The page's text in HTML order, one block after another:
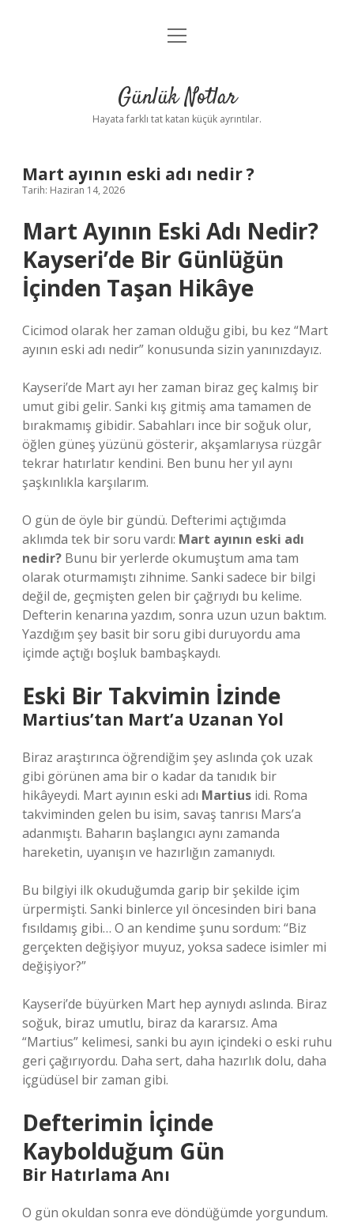
Anasayfa
Yasal Uyarı
menüyü
Günlük Notlar
Hayata farklı tat katan küçük ayrıntılar.
Mart ayının eski adı nedir ?
Tarih: Haziran 14, 2026
Mart Ayının Eski Adı Nedir?
Kayseri’de Bir Günlüğün
İçinden Taşan Hikâye
Cicimod olarak her zaman olduğu gibi, bu kez “Mart
ayının eski adı nedir” konusunda sizin yanınızdayız.
Kayseri’de Mart ayı her zaman biraz geç kalmış bir
umut gibi gelir. Sanki kış gitmiş ama tamamen de
bırakmamış gibidir. Sabahları ince bir soğuk olur,
öğlen güneş yüzünü gösterir, akşamlarıysa rüzgâr
tekrar hatırlatır kendini. Ben bunu her yıl aynı
şaşkınlıkla karşılarım.
O gün de öyle bir gündü. Defterimi açtığımda
aklımda tek bir soru vardı: Mart ayının eski adı
nedir? Bunu bir yerlerde okumuştum ama tam
olarak oturmamıştı zihnime. Sanki sadece bir bilgi
değil de, geçmişten gelen bir çağrıydı bu kelime.
Defterin kenarına yazdım, sonra uzun uzun baktım.
Yazdığım şey basit bir soru gibi duruyordu ama
içimde açtığı boşluk bambaşkaydı.
Eski Bir Takvimin İzinde
Martius’tan Mart’a Uzanan Yol
Biraz araştırınca öğrendiğim şey aslında çok uzak
gibi görünen ama bir o kadar da tanıdık bir
hikâyeydi. Mart ayının eski adı Martius idi. Roma
takviminden gelen bu isim, savaş tanrısı Mars’a
adanmıştı. Baharın başlangıcı aynı zamanda
hareketin, uyanışın ve hazırlığın zamanıydı.
Bu bilgiyi ilk okuduğumda garip bir şekilde içim
ürpermişti. Sanki binlerce yıl öncesinden biri bana
fısıldamış gibi… O an kendime şunu sordum: “Biz
gerçekten değişiyor muyuz, yoksa sadece isimler mi
değişiyor?”
Kayseri’de büyürken Mart hep aynıydı aslında. Biraz
soğuk, biraz umutlu, biraz da kararsız. Ama
“Martius” kelimesi, sanki bu ayın içindeki o eski ruhu
geri çağırıyordu. Daha sert, daha hazırlık dolu, daha
içgüdüsel bir zaman gibi.
Defterimin İçinde
Kaybolduğum Gün
Bir Hatırlama Anı
O gün okuldan sonra eve döndüğümde yorgundum.